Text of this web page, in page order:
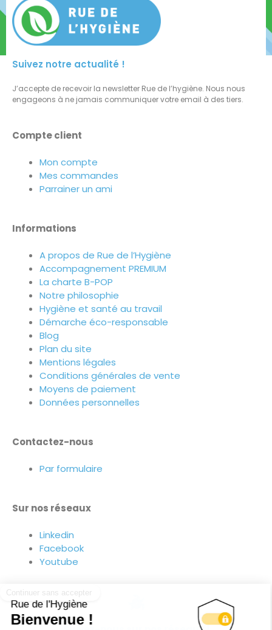
Suivez notre actualité !
J’accepte de recevoir la newsletter Rue de l’hygiène. Nous nous
engageons à ne jamais communiquer votre email à des tiers.
Compte client
Mon compte
Mes commandes
Parrainer un ami
Informations
A propos de Rue de l’Hygiène
Accompagnement PREMIUM
La charte B-POP
Notre philosophie
Hygiène et santé au travail
Démarche éco-responsable
Blog
Plan du site
Mentions légales
Conditions générales de vente
Moyens de paiement
Données personnelles
Contactez-nous
Par formulaire
Sur nos réseaux
Linkedin
Facebook
Youtube